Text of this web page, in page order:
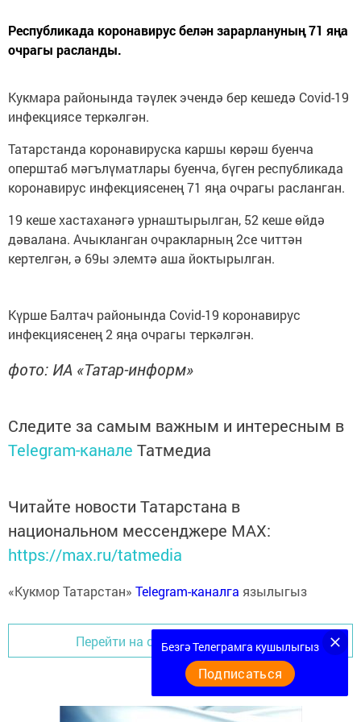
Республикада коронавирус белән зарарлануның 71 яңа
очрагы расланды.
Кукмара районында тәүлек эчендә бер кешедә Covid-19
инфекциясе теркәлгән.
Татарстанда коронавируска каршы көрәш буенча
оперштаб мәгълүматлары буенча, бүген республикада
коронавирус инфекциясенең 71 яңа очрагы расланган.
19 кеше хастаханәгә урнаштырылган, 52 кеше өйдә
дәвалана. Ачыкланган очракларның 2се читтән
кертелгән, ә 69ы элемтә аша йоктырылган.
Күрше Балтач районында Covid-19 коронавирус
инфекциясенең 2 яңа очрагы теркәлгән.
фото: ИА «Татар-информ»
Следите за самым важным и интересным в
Telegram-канале Татмедиа
Читайте новости Татарстана в
национальном мессенджере MАХ:
https://max.ru/tatmedia
«Кукмор Татарстан» Telegram-каналга язылыгыз
Перейти на страницу новости
Безгә Телеграмга кушылыгыз
Подписаться